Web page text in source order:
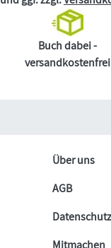
Buch dabei -
versandkostenfrei
Über uns
AGB
Datenschutz
Mitmachen